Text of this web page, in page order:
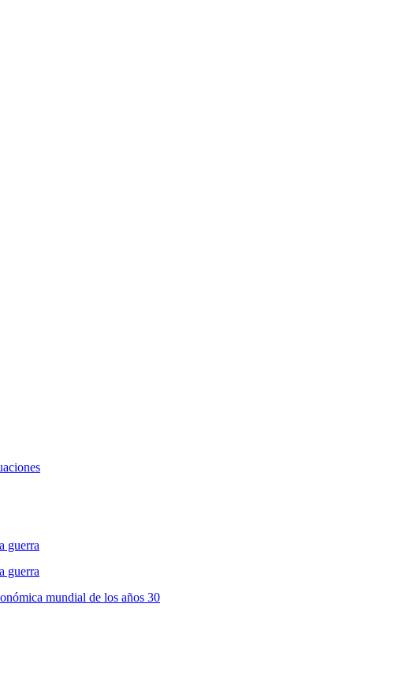
guerra
guerra
mundial de los años 30